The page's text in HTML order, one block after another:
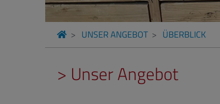
UNSER ANGEBOT ÜBERBLICK
> Unser Angebot